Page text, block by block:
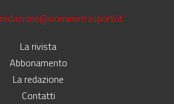
redazione@uominietrasporti.it
La rivista
Abbonamento
La redazione
Contatti